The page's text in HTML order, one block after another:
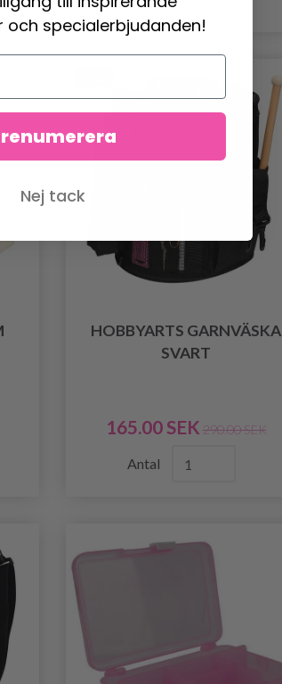
HOBBYARTS GARNVÄSKA
SVART
165.00 SEK 290.00 SEK
Antal
och specialerbjudanden!
Nej tack